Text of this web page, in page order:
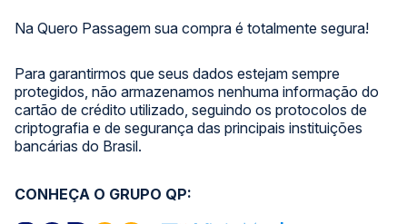
Na Quero Passagem sua compra é totalmente segura!
Para garantirmos que seus dados estejam sempre
protegidos, não armazenamos nenhuma informação do
cartão de crédito utilizado, seguindo os protocolos de
criptografia e de segurança das principais instituições
bancárias do Brasil.
CONHEÇA O GRUPO QP: